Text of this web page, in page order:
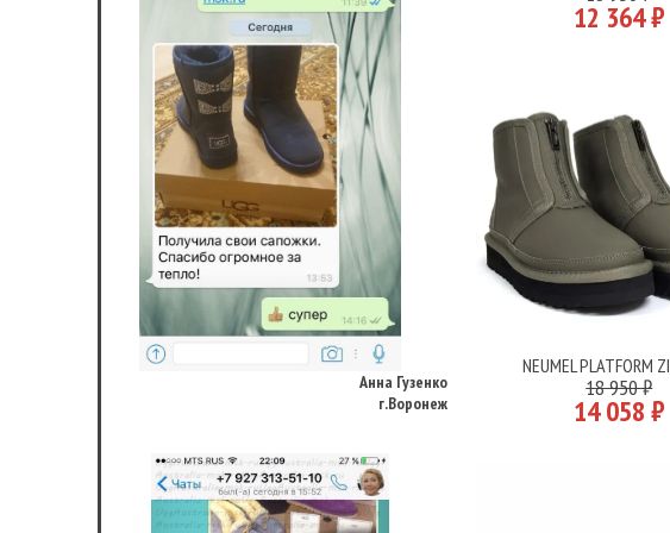
Анна Гузенко
г.Воронеж
12 364 ₽
Подробнее
NEUMEL PLATFORM
18 950 ₽
14 058 ₽